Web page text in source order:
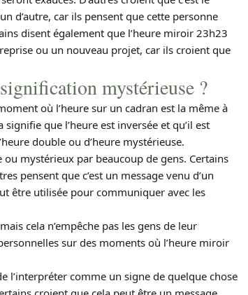
d’autre, car ils pensent que cette personne
disent également que l’heure miroir 23h23
ou un nouveau projet, car ils croient que
mystérieuse ?
où l’heure sur un cadran est la même à
que l’heure est inversée et qu’il est
double ou d’heure mystérieuse.
mystérieux par beaucoup de gens. Certains
pensent que c’est un message venu d’un
être utilisée pour communiquer avec les
cela n’empêche pas les gens de leur
sur des moments où l’heure miroir
l’interpréter comme un signe de quelque chose